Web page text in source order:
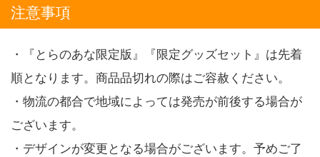
注意事項
・『とらのあな限定版』『限定グッズセット』は先着
順となります。商品品切れの際はご容赦ください。
・物流の都合で地域によっては発売が前後する場合が
ございます。
・デザインが変更となる場合がございます。予めご了